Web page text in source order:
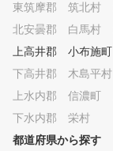
東筑摩郡 筑北村
北安曇郡 白馬村
上高井郡 小布施町
下高井郡 木島平村
上水内郡 信濃町
下水内郡 栄村
都道府県から探す